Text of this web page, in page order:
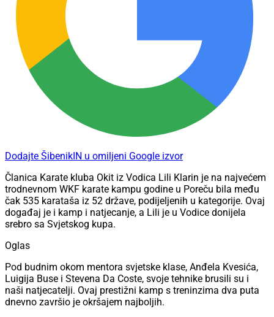
Dodajte ŠibenikIN u omiljeni Google izvor
Članica Karate kluba Okit iz Vodica Lili Klarin je na najvećem
trodnevnom WKF karate kampu godine u Poreču bila među
čak 535 karataša iz 52 države, podijeljenih u kategorije. Ovaj
događaj je i kamp i natjecanje, a Lili je u Vodice donijela
srebro sa Svjetskog kupa.
Oglas
Pod budnim okom mentora svjetske klase, Anđela Kvesića,
Luigija Buse i Stevena Da Coste, svoje tehnike brusili su i
naši natjecatelji. Ovaj prestižni kamp s treninzima dva puta
dnevno završio je okršajem najboljih.